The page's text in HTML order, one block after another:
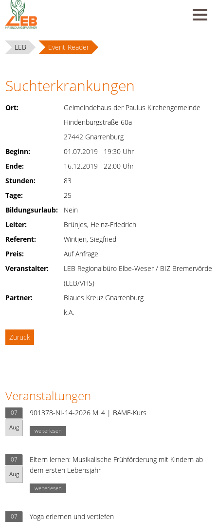
LEB Event-Reader
Suchterkrankungen
Ort:
Geimeindehaus der Paulus Kirchengemeinde
Hindenburgstraße 60a
27442 Gnarrenburg
Beginn:
01.07.2019 19:30 Uhr
Ende:
16.12.2019 22:00 Uhr
Stunden:
83
Tage:
25
Bildungsurlaub:
Nein
Leiter:
Brünjes, Heinz-Friedrich
Referent:
Wintjen, Siegfried
Preis:
Auf Anfrage
Veranstalter:
LEB Regionalbüro Elbe-Weser / BIZ Bremervörde
(LEB/VHS)
Partner:
Blaues Kreuz Gnarrenburg
k.A.
Zurück
Veranstaltungen
07
Aug
901378-NI-14-2026 M_4 | BAMF-Kurs
weiterlesen
07
Aug
Eltern lernen: Musikalische Frühförderung mit Kindern ab
dem ersten Lebensjahr
weiterlesen
07
Yoga erlernen und vertiefen